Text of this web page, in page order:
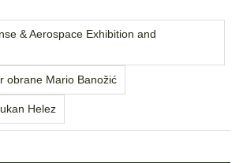
& Aerospace Exhibition and
obrane Mario Banožić
Helez